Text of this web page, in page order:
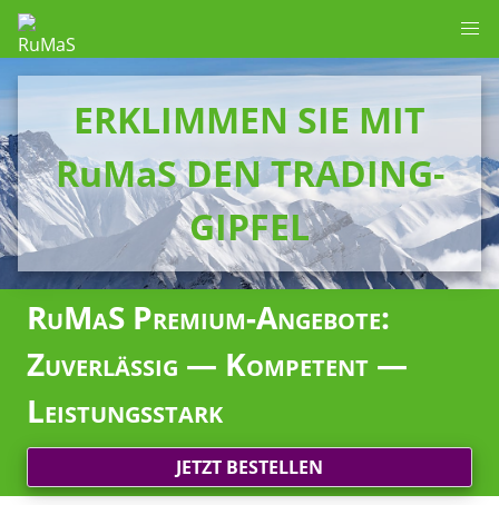
ERKLIMMEN SIE MIT
RuMaS DEN TRADING-
GIPFEL
RuMaS Premium-Angebote:
Zuverlässig — Kompetent —
Leistungsstark
JETZT BESTELLEN